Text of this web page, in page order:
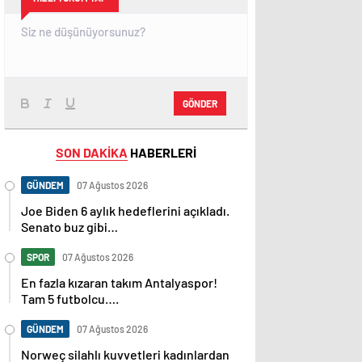
GÖNDER
SON DAKİKA HABERLERİ
GÜNDEM 07 Ağustos 2026
Joe Biden 6 aylık hedeflerini açıkladı.
Senato buz gibi…
SPOR 07 Ağustos 2026
En fazla kızaran takım Antalyaspor!
Tam 5 futbolcu….
GÜNDEM 07 Ağustos 2026
Norweç silahlı kuvvetleri kadınlardan